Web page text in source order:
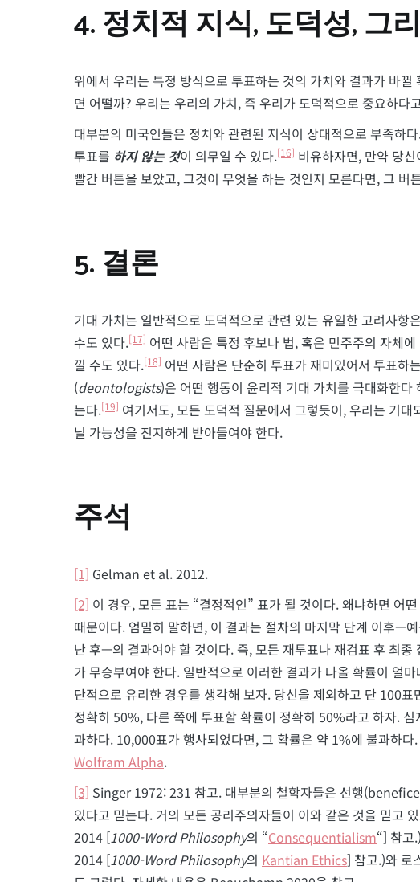
4. 정치적 지식, 도덕성, 그
위에서 우리는 특정 방식으로 투표하는 것의 가치와 결과가 바
면 어떨까? 우리는 우리의 가치, 즉 우리가 도덕적으로 중요하다
대부분의 미국인들은 정치와 관련된 지식이 상대적으로 부족하
투표를 하지 않는 것이 의무일 수 있다.[16] 비유하자면, 만약 당
빨간 버튼을 보았고, 그것이 무엇을 하는 것인지 모른다면, 그 버
5. 결론
기대 가치는 일반적으로 도덕적으로 관련 있는 유일한 고려사항
수도 있다.[17] 어떤 사람은 특정 후보나 법, 혹은 민주주의 자체
낄 수도 있다.[18] 어떤 사람은 단순히 투표가 재미있어서 투표하
(deontologists)은 어떤 행동이 윤리적 기대 가치를 극대화한
는다.[19] 여기서도, 모든 도덕적 질문에서 그렇듯이, 우리는 기
닐 가능성을 진지하게 받아들여야 한다.
주석
[1] Gelman et al. 2012.
[2] 이 경우, 모든 표는 “결정적인” 표가 될 것이다. 왜냐하면 어
때문이다. 엄밀히 말하면, 이 결과는 절차의 마지막 단계 이후—
난 후—의 결과여야 할 것이다. 즉, 모든 재투표나 재검표 후 최
가 무승부여야 한다. 일반적으로 이러한 결과가 나올 확률이 얼
단적으로 유리한 경우를 생각해 보자. 당신을 제외하고 단 100
정확히 50%, 다른 쪽에 투표할 확률이 정확히 50%라고 하자.
과하다. 10,000표가 행사되었다면, 그 확률은 약 1%에 불과하
Wolfram Alpha.
[3] Singer 1972: 231 참고. 대부분의 철학자들은 선행
있다고 믿는다. 거의 모든 공리주의자들이 이와 같은 것을 믿
2014 [1000-Word Philosophy의 “Consequentialism“] 참
2014 [1000-Word Philosophy의 Kantian Ethics] 참고.)와 로